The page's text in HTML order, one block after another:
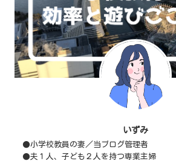
いずみ
●小学校教員の妻／当ブログ管理者
●夫１人、子ども２人を持つ専業主婦